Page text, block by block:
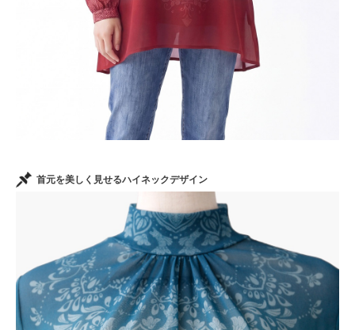
首元を美しく見せるハイネックデザイン